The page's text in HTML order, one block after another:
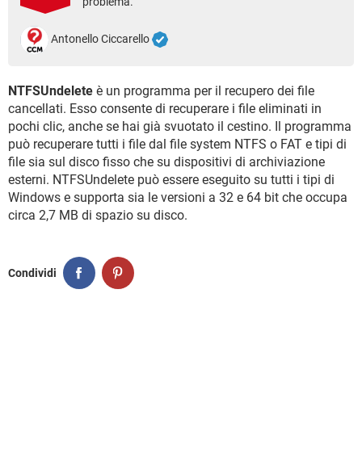
TIKTOK
HARDWARE
Antonello Ciccarello
NTFSUndelete è un programma per il recupero dei file
cancellati. Esso consente di recuperare i file eliminati in
pochi clic, anche se hai già svuotato il cestino. Il programma
può recuperare tutti i file dal file system NTFS o FAT e tipi di
file sia sul disco fisso che su dispositivi di archiviazione
esterni. NTFSUndelete può essere eseguito su tutti i tipi di
Windows e supporta sia le versioni a 32 e 64 bit che occupa
circa 2,7 MB di spazio su disco.
Condividi